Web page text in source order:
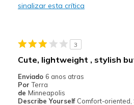
sinalizar esta crítica
3
Cute, lightweight , stylish
Enviado 6 anos atras
Por Terra
de Minneapolis
Describe Yourself Comfort-oriented,